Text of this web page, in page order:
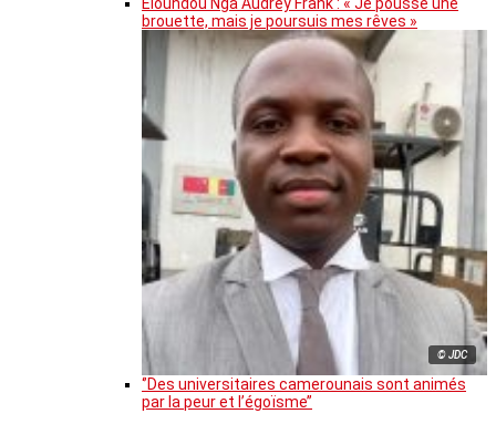
brouette, mais je poursuis mes rêves »
© JDC
‘’Des universitaires camerounais sont animés
par la peur et l’égoïsme’’